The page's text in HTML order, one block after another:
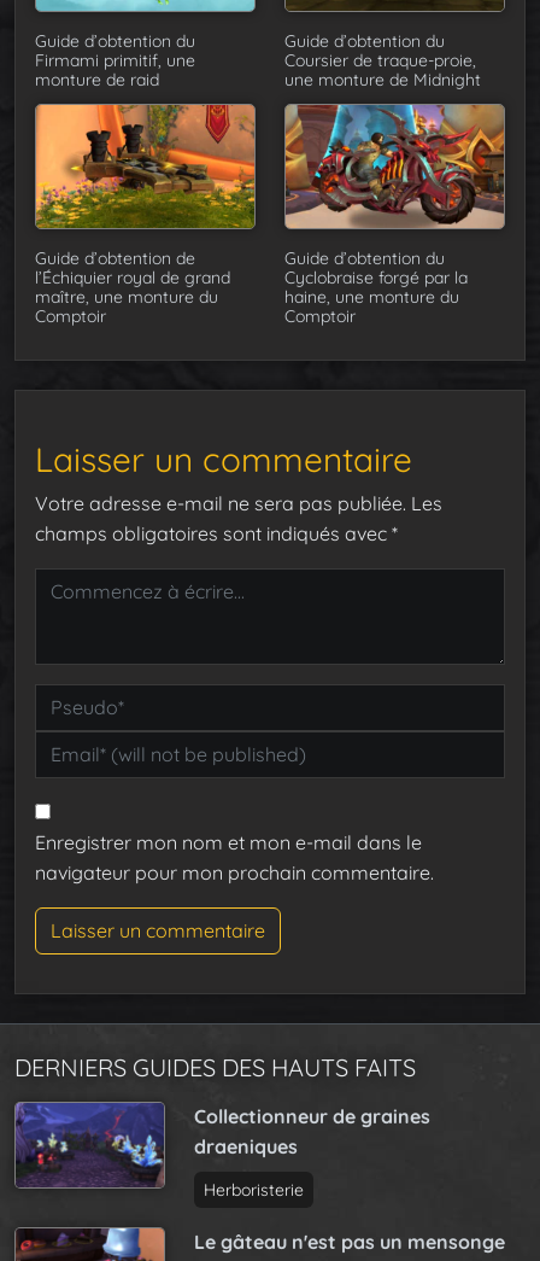
Guide d’obtention du
Firmami primitif, une
monture de raid
Guide d’obtention du
Coursier de traque-proie,
une monture de Midnight
Guide d’obtention de
l’Échiquier royal de grand
maître, une monture du
Comptoir
Guide d’obtention du
Cyclobraise forgé par la
haine, une monture du
Comptoir
Laisser un commentaire
Votre adresse e-mail ne sera pas publiée. Les
champs obligatoires sont indiqués avec *
Enregistrer mon nom et mon e-mail dans le
navigateur pour mon prochain commentaire.
DERNIERS GUIDES DES HAUTS FAITS
Collectionneur de graines
draeniques
Herboristerie
Le gâteau n'est pas un mensonge